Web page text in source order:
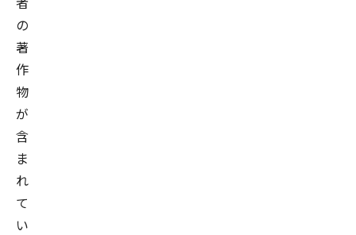
の
著
作
物
が
含
ま
れ
て
い